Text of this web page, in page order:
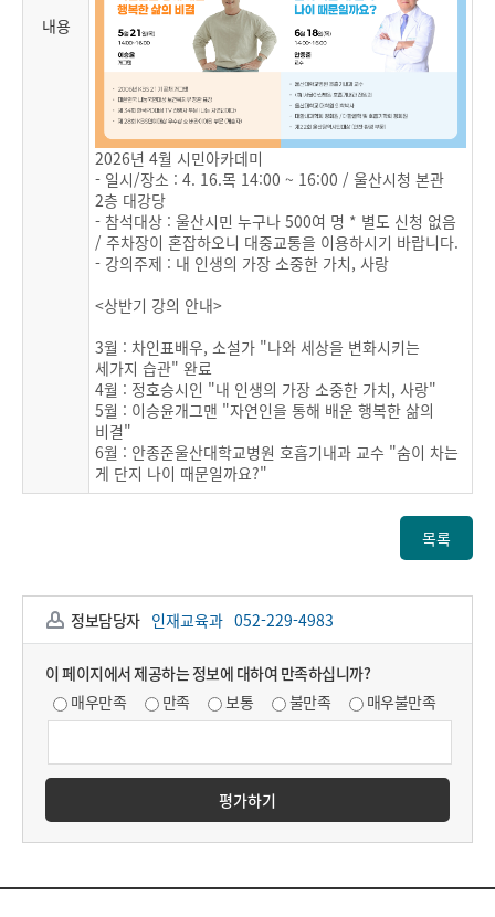
내용
2026년 4월 시민아카데미
- 일시/장소 : 4. 16.목 14:00 ~ 16:00 / 울산시청 본관
2층 대강당
- 참석대상 : 울산시민 누구나 500여 명 * 별도 신청 없음
/ 주차장이 혼잡하오니 대중교통을 이용하시기 바랍니다.
- 강의주제 : 내 인생의 가장 소중한 가치, 사랑
<상반기 강의 안내>
3월 : 차인표배우, 소설가 "나와 세상을 변화시키는
세가지 습관" 완료
4월 : 정호승시인 "내 인생의 가장 소중한 가치, 사랑"
5월 : 이승윤개그맨 "자연인을 통해 배운 행복한 삶의
비결"
6월 : 안종준울산대학교병원 호흡기내과 교수 "숨이 차는
게 단지 나이 때문일까요?"
목록
정보담당자 인재교육과 052-229-4983
이 페이지에서 제공하는 정보에 대하여 만족하십니까?
매우만족
만족 보통 불만족 매우불만족
평가하기